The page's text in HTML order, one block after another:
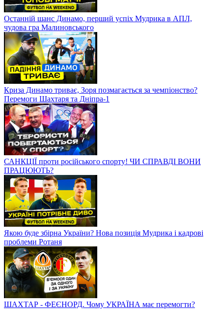
Останній шанс Динамо, перший успіх Мудрика в АПЛ,
чудова гра Малиновського
Криза Динамо триває, Зоря позмагається за чемпіонство?
Перемоги Шахтаря та Дніпра-1
САНКЦІЇ проти російського спорту! ЧИ СПРАВДІ ВОНИ
ПРАЦЮЮТЬ?
Якою буде збірна України? Нова позиція Мудрика і кадрові
проблеми Ротаня
ШАХТАР - ФЕЄНОРД. Чому УКРАЇНА має перемогти?